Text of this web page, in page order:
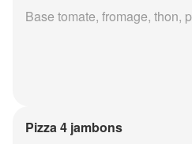
Base tomate, fromage, thon,
Pizza 4 jambons